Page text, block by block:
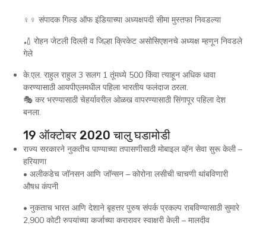
♀‍♀ संपादक गिल्ड ऑफ इंडियाच्या अध्यक्षपदी सीमा मुस्तफा निवडल्या
🏏 रोहन जेटली दिल्ली व जिल्हा क्रिकेट असोसिएशनचे अध्यक्ष म्हणून निवडले
गेले
के.एल. राहुल राहुल 3 सलग 1 तूंमध्ये 500 किंवा त्याहून अधिक धावा
करण्यासाठी आयपीएलमधील पहिला भारतीय फलंदाज ठरला.
🎭 कर भरण्यासाठी चेहर्यावरील ओळख वापरण्यासाठी सिंगापूर पहिला देश
बनला.
19 ऑक्टोबर 2020 चालु घडामोडी
राज्य सरकारने नुकतीच पाण्याच्या तपासणीसाठी मोबाइल व्हॅन सेवा सुरू केली –
हरियाणा
• अलीकडेच जॉनसन आणि जॉन्सन – कोरोना लसीची चाचणी थांबविणारी
औषध कंपनी
• नुकताच भारत आणि देशाने बृहत्तर पुरुष संपर्क प्रकल्प राबविण्यासाठी सुमारे
2,900 कोटी रुपयांच्या कर्जाच्या करारावर स्वाक्षरी केली – मालदीव